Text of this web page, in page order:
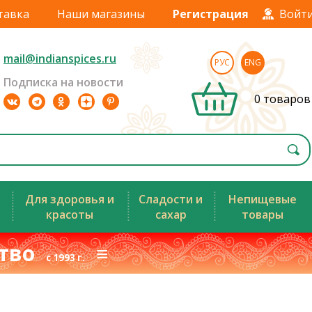
Наши магазины Регистрация
mail@indianspices.ru
Подписка на новости
РУС ENG
0 товаров
Для здоровья и
красоты
Сладости и
сахар
Непищевые
товары
с 1993 г.≡